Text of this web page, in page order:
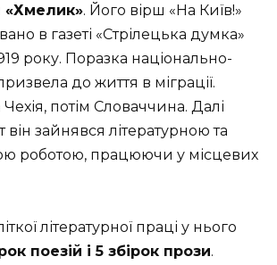
«Хмелик». Його вірш «На Київ!»
в газеті «Стрілецька думка»
року. Поразка національно-
до життя в міграції.
потім Словаччина. Далі
він зайнявся літературною та
роботою, працюючи у місцевих
літературної праці у нього
поезій і 5 збірок прози.